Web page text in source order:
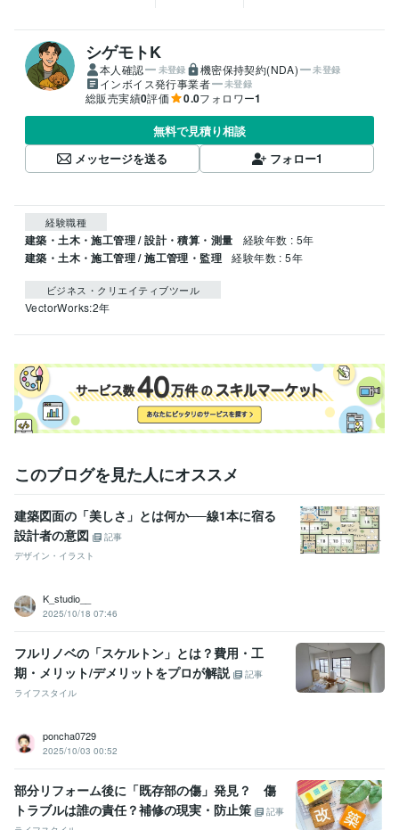
シゲモトK
本人確認 未登録 機密保持契約(NDA) 未登録
インボイス発行事業者 未登録
総販売実績0評価 0.0フォロワー1
無料で見積り相談
メッセージを送る
フォロー1
経験職種
建築・土木・施工管理 / 設計・積算・測量 経験年数 : 5年
建築・土木・施工管理 / 施工管理・監理 経験年数 : 5年
ビジネス・クリエイティブツール
VectorWorks:2年
このブログを見た人にオススメ
建築図面の「美しさ」とは何か──線1本に宿る
設計者の意図
記事
デザイン・イラスト
K_studio__
2025/10/18 07:46
フルリノベの「スケルトン」とは？費用・工
期・メリット/デメリットをプロが解説
記事
ライフスタイル
poncha0729
2025/10/03 00:52
部分リフォーム後に「既存部の傷」発見？ 傷
トラブルは誰の責任？補修の現実・防止策
記事